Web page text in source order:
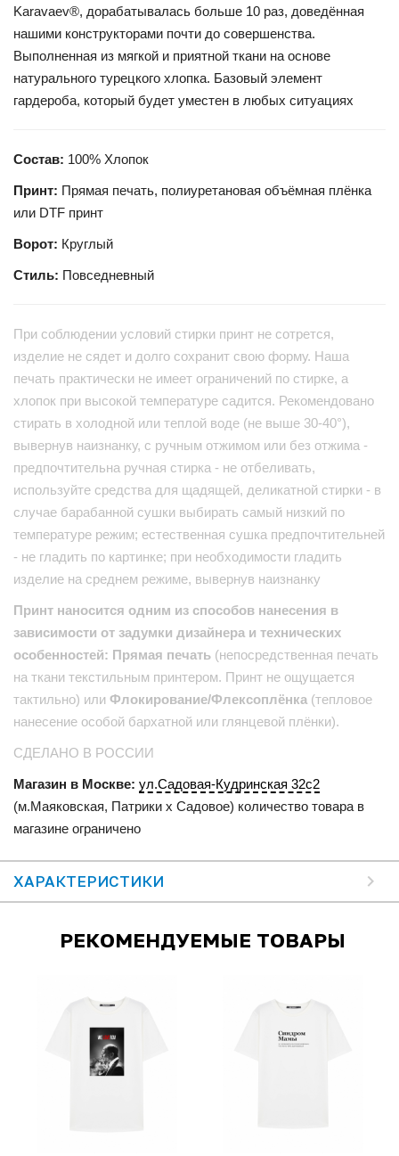
Karavaev®, дорабатывалась больше 10 раз, доведённая
нашими конструкторами почти до совершенства.
Выполненная из мягкой и приятной ткани на основе
натурального турецкого хлопка. Базовый элемент
гардероба, который будет уместен в любых ситуациях
Состав: 100% Хлопок
Принт: Прямая печать, полиуретановая объёмная плёнка
или DTF принт
Ворот: Круглый
Стиль: Повседневный
При соблюдении условий стирки принт не сотрется,
изделие не сядет и долго сохранит свою форму. Наша
печать практически не имеет ограничений по стирке, а
хлопок при высокой температуре садится. Рекомендовано
стирать в холодной или теплой воде (не выше 30-40°),
вывернув наизнанку, с ручным отжимом или без отжима -
предпочтительна ручная стирка - не отбеливать,
используйте средства для щадящей, деликатной стирки - в
случае барабанной сушки выбирать самый низкий по
температуре режим; естественная сушка предпочтительней
- не гладить по картинке; при необходимости гладить
изделие на среднем режиме, вывернув наизнанку
Принт наносится одним из способов нанесения в
зависимости от задумки дизайнера и технических
особенностей: Прямая печать (непосредственная печать
на ткани текстильным принтером. Принт не ощущается
тактильно) или Флокирование/Флексоплёнка (тепловое
нанесение особой бархатной или глянцевой плёнки).
СДЕЛАНО В РОССИИ
Магазин в Москве: ул.Садовая-Кудринская 32с2
(м.Маяковская, Патрики x Садовое) количество товара в
магазине ограничено
ХАРАКТЕРИСТИКИ
РЕКОМЕНДУЕМЫЕ ТОВАРЫ